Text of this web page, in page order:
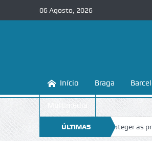
06 Agosto, 2026
Início Braga
Multimédia
ÚLTIMAS
ensina a conhecer e proteger as praias